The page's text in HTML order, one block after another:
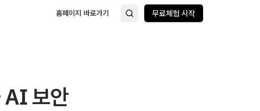
홈페이지 바로가기 무료체험 시작
AI 보안